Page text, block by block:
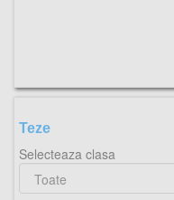
Teze
Selecteaza clasa